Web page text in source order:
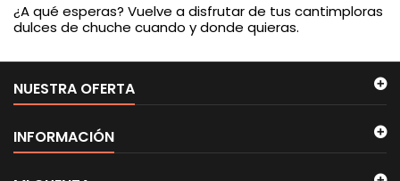
¿A qué esperas? Vuelve a disfrutar de tus cantimploras
dulces de chuche cuando y donde quieras.
NUESTRA OFERTA
INFORMACIÓN